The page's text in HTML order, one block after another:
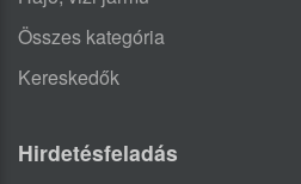
Összes kategória
Kereskedők
Hirdetésfeladás